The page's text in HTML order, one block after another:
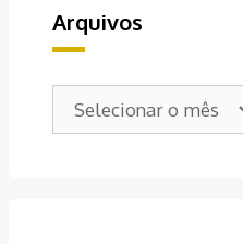
Arquivos